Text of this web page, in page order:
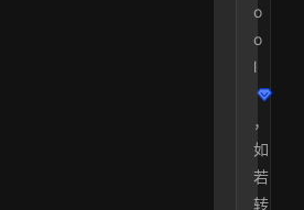
o
o
l
，
如
若
转